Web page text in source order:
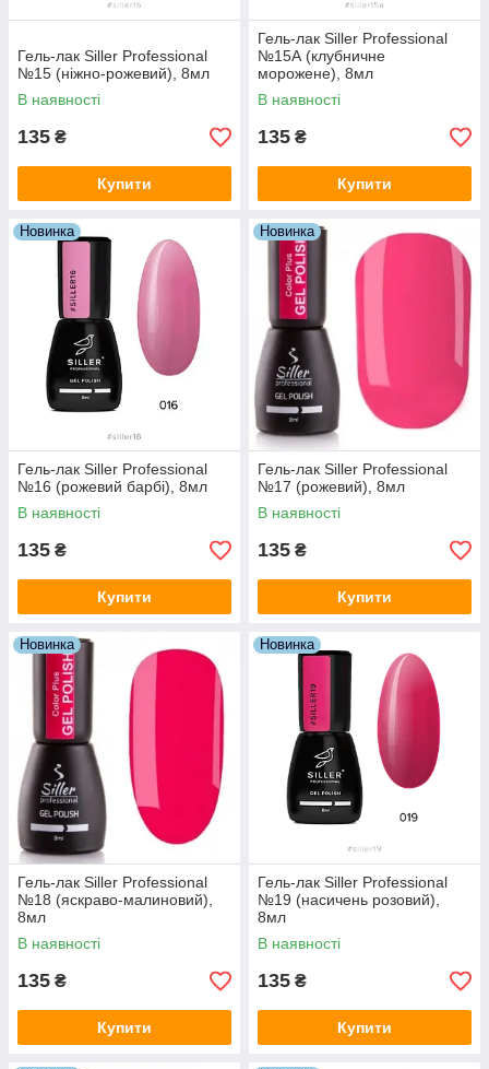
Гель-лак Siller Professional
№15 (ніжно-рожевий), 8мл
В наявності
135 ₴
Купити
Гель-лак Siller Professional
№15А (клубничне
морожене), 8мл
В наявності
135 ₴
Купити
Новинка
Гель-лак Siller Professional
№16 (рожевий барбі), 8мл
В наявності
135 ₴
Купити
Новинка
Гель-лак Siller Professional
№17 (рожевий), 8мл
В наявності
135 ₴
Купити
Новинка
Гель-лак Siller Professional
№18 (яскраво-малиновий),
8мл
В наявності
135 ₴
Купити
Новинка
Гель-лак Siller Professional
№19 (насичень розовий),
8мл
В наявності
135 ₴
Купити